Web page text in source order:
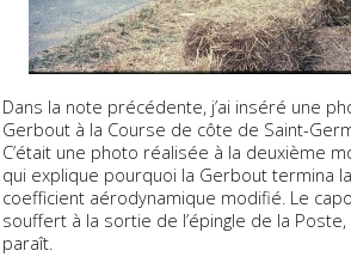
Dans la note précédente, j’ai inséré une
Gerbout à la Course de côte de Saint-
C’était une photo réalisée à la deuxième
qui explique pourquoi la Gerbout termina
coefficient aérodynamique modifié. Le
souffert à la sortie de l’épingle de la Poste,
paraît.